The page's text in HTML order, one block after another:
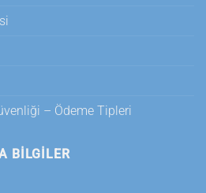
– Ödeme Tipleri
BILGILER